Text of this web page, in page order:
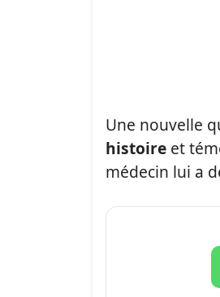
Une nouvelle
histoire et
médecin lui a